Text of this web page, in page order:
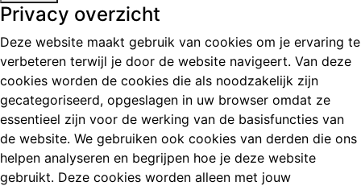
Privacy overzicht
Deze website maakt gebruik van cookies om je ervaring te
verbeteren terwijl je door de website navigeert. Van deze
cookies worden de cookies die als noodzakelijk zijn
gecategoriseerd, opgeslagen in uw browser omdat ze
essentieel zijn voor de werking van de basisfuncties van
de website. We gebruiken ook cookies van derden die ons
helpen analyseren en begrijpen hoe je deze website
gebruikt. Deze cookies worden alleen met jouw